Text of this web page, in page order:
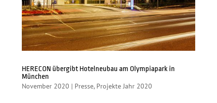
HERECON übergibt Hotelneubau am Olympiapark in
München
November 2020 | Presse, Projekte Jahr 2020